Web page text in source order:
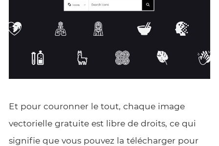
Et pour couronner le tout, chaque image
vectorielle gratuite est libre de droits, ce qui
signifie que vous pouvez la télécharger pour